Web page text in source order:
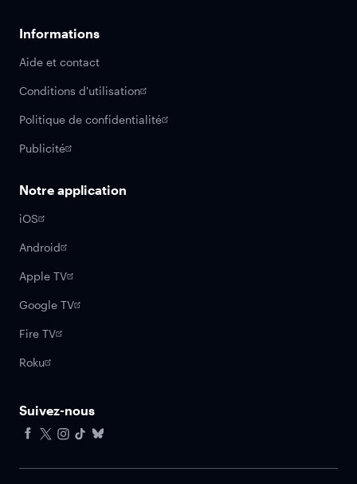
Informations
Aide et contact
Conditions d'utilisation
Politique de confidentialité
Publicité
Notre application
iOS
Android
Apple TV
Google TV
Fire TV
Roku
Suivez-nous